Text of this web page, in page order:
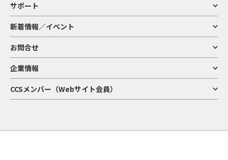
サポート
新着情報／イベント
お問合せ
企業情報
CCSメンバー（Webサイト会員）